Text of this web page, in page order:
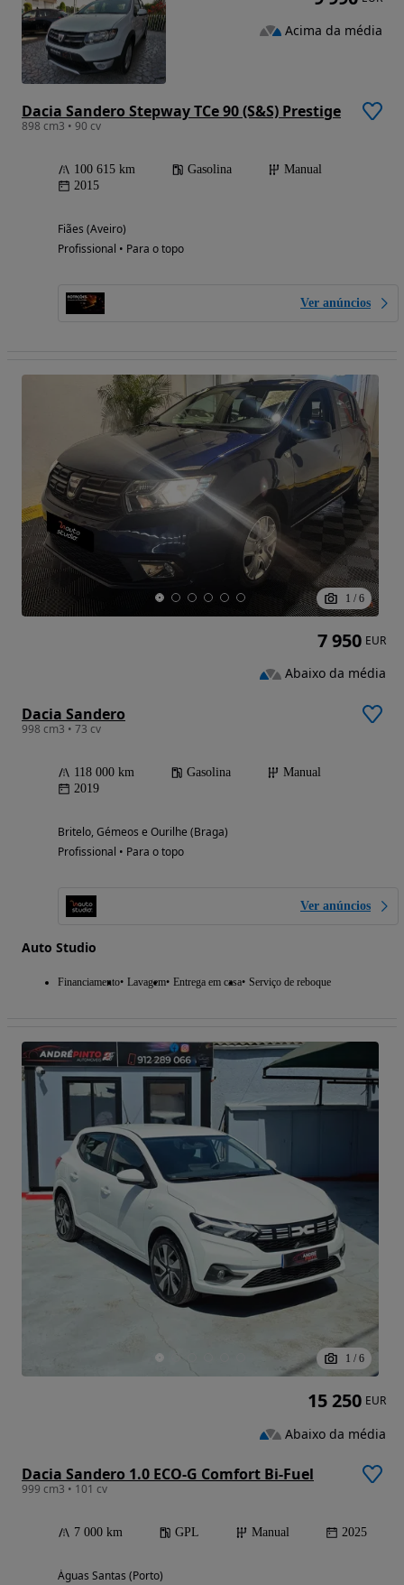
Dacia Sandero Stepway TCe 90 (S&S) Prestige
898 cm3 • 90 cv
100 615 km Gasolina
Manual
2015
Fiães (Aveiro)
Profissional • Para o topo
Ver anúncios
Acima da média
1 / 6
Dacia Sandero
998 cm3 • 73 cv
118 000 km Gasolina
Manual
2019
Britelo, Gémeos e Ourilhe (Braga)
Profissional • Para o topo
Ver anúncios
Auto Studio
Financiamento Lavagem Entrega em casa Serviço de reboque
7 950 EUR
Abaixo da média
1 / 6
Dacia Sandero 1.0 ECO-G Comfort Bi-Fuel
999 cm3 • 101 cv
7 000 km GPL Manual 2025
Águas Santas (Porto)
15 250 EUR
Abaixo da média